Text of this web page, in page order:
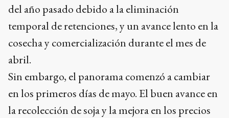
del año pasado debido a la eliminación
temporal de retenciones, y un avance lento en la
cosecha y comercialización durante el mes de
abril.
Sin embargo, el panorama comenzó a cambiar
en los primeros días de mayo. El buen avance en
la recolección de soja y la mejora en los precios